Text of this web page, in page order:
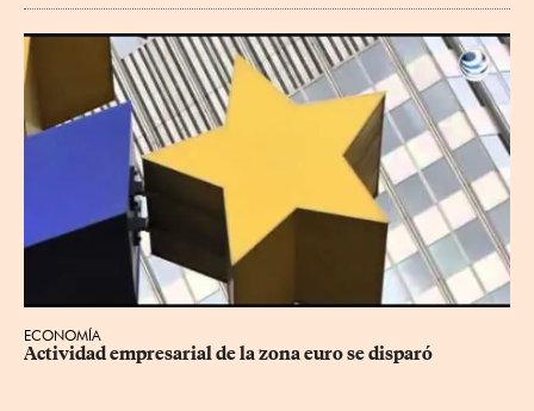
ECONOMÍA
Actividad empresarial de la zona euro se disparó